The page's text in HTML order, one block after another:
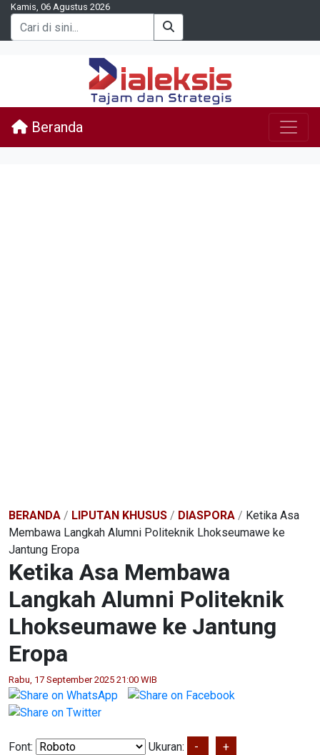
Kamis, 06 Agustus 2026
Beranda
BERANDA / LIPUTAN KHUSUS / DIASPORA / Ketika Asa
Membawa Langkah Alumni Politeknik Lhokseumawe ke
Jantung Eropa
Ketika Asa Membawa
Langkah Alumni Politeknik
Lhokseumawe ke Jantung
Eropa
Rabu, 17 September 2025 21:00 WIB
Font: Ukuran: - +